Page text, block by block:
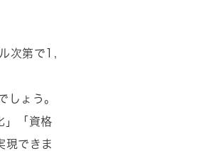
次第で1,
しょう。
」「資格
現できま